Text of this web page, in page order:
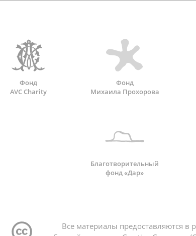
Фонд
AVC Charity
Фонд
Михаила Прохорова
Благотворительный
фонд «Дар»
Все материалы предоставляются в